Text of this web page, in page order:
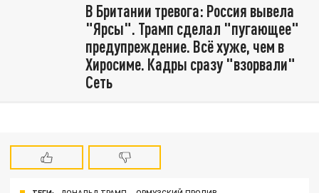
В Британии тревога: Россия вывела
"Ярсы". Трамп сделал "пугающее"
предупреждение. Всё хуже, чем в
Хиросиме. Кадры сразу "взорвали"
Сеть